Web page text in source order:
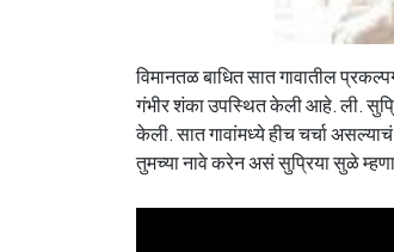
विमानतळ बाधित सात गावातील
गंभीर शंका उपस्थित केली आहे. ली.
केली. सात गावांमध्ये हीच चर्चा
तुमच्या नावे करेन असं सुप्रिया सुळे